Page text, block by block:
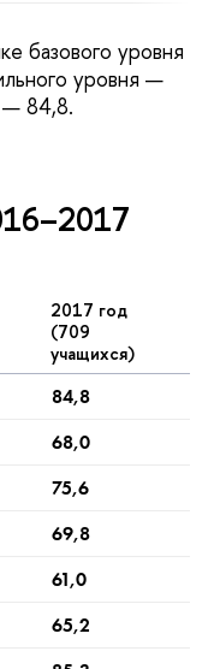
базового уровня
уровня —
— 84,8.
2017 год
(709
учащихся)
84,8
68,0
75,6
69,8
61,0
65,2